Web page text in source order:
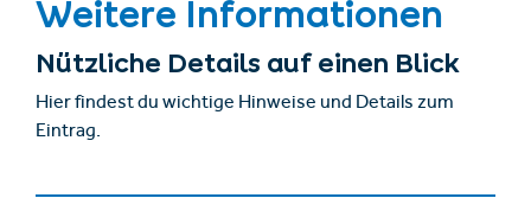
Weitere Informationen
Nützliche Details auf einen Blick
Hier findest du wichtige Hinweise und Details zum
Eintrag.